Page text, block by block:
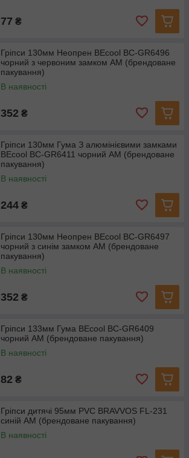
77 ₴
Гріпси 130мм Неопрен BEcool BC-GR6496
чорний з червоним замком AM (брендоване
пакування)
В наявності
352 ₴
Гріпси 130мм Гума З алюмінієвими замками
BEcool BC-GR6411 чорний AM (брендоване
пакування)
В наявності
244 ₴
Гріпси 130мм Неопрен BEcool BC-GR6497
чорний з синім замком AM (брендоване
пакування)
В наявності
352 ₴
Гріпси 133мм Гума BEcool BC-GR6409
чорний AM (брендоване пакування)
В наявності
82 ₴
Гріпси дитячі 95мм PVC BRAVVOS FL-231
синій AM (брендоване пакування)
В наявності